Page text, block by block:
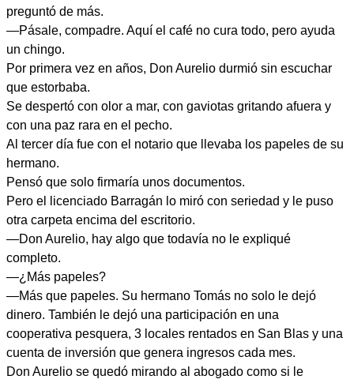
preguntó de más.
—Pásale, compadre. Aquí el café no cura todo, pero ayuda
un chingo.
Por primera vez en años, Don Aurelio durmió sin escuchar
que estorbaba.
Se despertó con olor a mar, con gaviotas gritando afuera y
con una paz rara en el pecho.
Al tercer día fue con el notario que llevaba los papeles de su
hermano.
Pensó que solo firmaría unos documentos.
Pero el licenciado Barragán lo miró con seriedad y le puso
otra carpeta encima del escritorio.
—Don Aurelio, hay algo que todavía no le expliqué
completo.
—¿Más papeles?
—Más que papeles. Su hermano Tomás no solo le dejó
dinero. También le dejó una participación en una
cooperativa pesquera, 3 locales rentados en San Blas y una
cuenta de inversión que genera ingresos cada mes.
Don Aurelio se quedó mirando al abogado como si le